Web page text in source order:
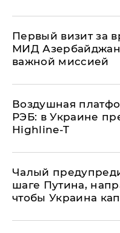
Первый визит за
МИД
важной миссией
Воздушная
РЭБ: в Украине
Highline-T
Чалый
шаге Путина,
чтобы Украина